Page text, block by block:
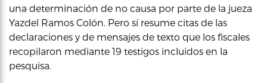
una determinación de no causa por parte de la jueza
Yazdel Ramos Colón. Pero sí resume citas de las
declaraciones y de mensajes de texto que los fiscales
recopilaron mediante 19 testigos incluidos en la
pesquisa.